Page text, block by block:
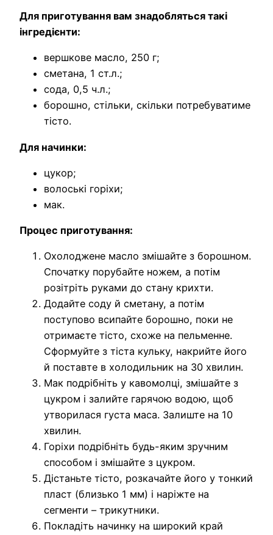
Для приготування вам знадобляться такі
інгредієнти:
вершкове масло, 250 г;
сметана, 1 ст.л.;
сода, 0,5 ч.л.;
борошно, стільки, скільки потребуватиме
тісто.
Для начинки:
цукор;
волоські горіхи;
мак.
Процес приготування:
Охолоджене масло змішайте з борошном.
Спочатку порубайте ножем, а потім
розітріть руками до стану крихти.
Додайте соду й сметану, а потім
поступово всипайте борошно, поки не
отримаєте тісто, схоже на пельменне.
Сформуйте з тіста кульку, накрийте його
й поставте в холодильник на 30 хвилин.
Мак подрібніть у кавомолці, змішайте з
цукром і залийте гарячою водою, щоб
утворилася густа маса. Залиште на 10
хвилин.
Горіхи подрібніть будь-яким зручним
способом і змішайте з цукром.
Дістаньте тісто, розкачайте його у тонкий
пласт (близько 1 мм) і наріжте на
сегменти – трикутники.
Покладіть начинку на широкий край